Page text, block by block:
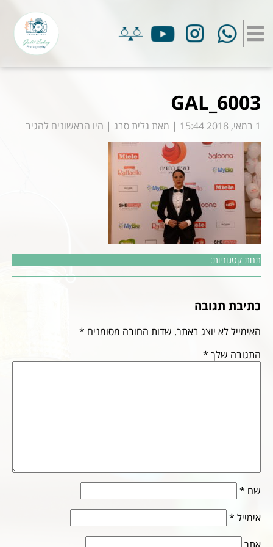
GAL_6003
1 במאי, 2018 15:44 | מאת גלית סבג | היו הראשונים להגיב
תחת קטגוריות:
כתיבת תגובה
האימייל לא יוצג באתר. שדות החובה מסומנים *
התגובה שלך *
שם *
אימייל *